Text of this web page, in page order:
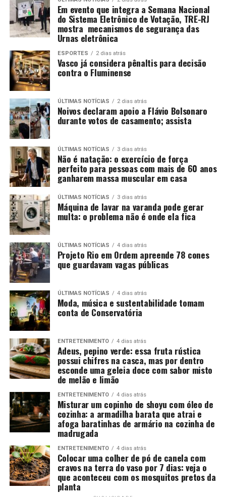
Em evento que integra a Semana Nacional
do Sistema Eletrônico de Votação, TRE-RJ
mostra mecanismos de segurança das
Urnas eletrônica
ESPORTES 2 dias atrás
Vasco já considera pênaltis para decisão
contra o Fluminense
ÚLTIMAS NOTÍCIAS 2 dias atrás
Noivos declaram apoio a Flávio Bolsonaro
durante votos de casamento; assista
ÚLTIMAS NOTÍCIAS 3 dias atrás
Não é natação: o exercício de força
perfeito para pessoas com mais de 60 anos
ganharem massa muscular em casa
ÚLTIMAS NOTÍCIAS 3 dias atrás
Máquina de lavar na varanda pode gerar
multa: o problema não é onde ela fica
ÚLTIMAS NOTÍCIAS 4 dias atrás
Projeto Rio em Ordem apreende 78 cones
que guardavam vagas públicas
ÚLTIMAS NOTÍCIAS 4 dias atrás
Moda, música e sustentabilidade tomam
conta de Conservatória
ENTRETENIMENTO 4 dias atrás
Adeus, pepino verde: essa fruta rústica
possui chifres na casca, mas por dentro
esconde uma geleia doce com sabor misto
de melão e limão
ENTRETENIMENTO 4 dias atrás
Misturar um copinho de shoyu com óleo de
cozinha: a armadilha barata que atrai e
afoga baratinhas de armário na cozinha de
madrugada
ENTRETENIMENTO 4 dias atrás
Colocar uma colher de pó de canela com
cravos na terra do vaso por 7 dias: veja o
que aconteceu com os mosquitos pretos da
planta